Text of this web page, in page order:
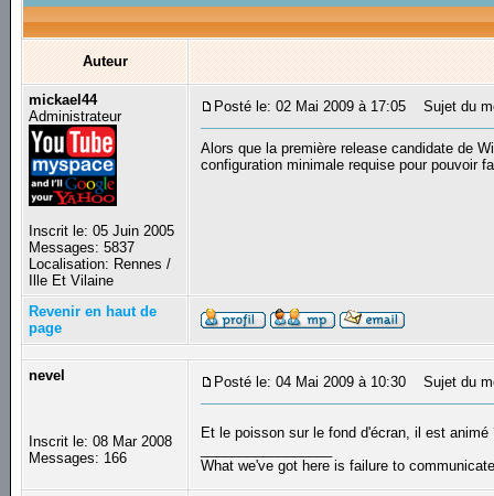
Auteur
mickael44
Administrateur
Inscrit le: 05 Juin 2005
Messages: 5837
Localisation: Rennes /
Ille Et Vilaine
Posté le: 02 Mai 2009 à 17:05 Sujet du
Alors que la première release candidate de
configuration minimale requise pour pouvoir
Revenir en haut de
page
nevel
Inscrit le: 08 Mar 2008
Messages: 166
Posté le: 04 Mai 2009 à 10:30 Sujet du
Et le poisson sur le fond d'écran, il est
What we've got here is failure to